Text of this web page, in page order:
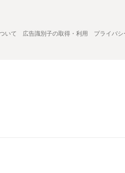
いて 広告識別子の取得・利用 プライバ